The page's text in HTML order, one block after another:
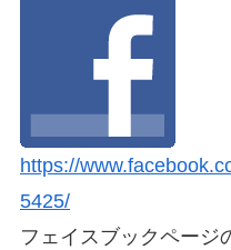
https://
5425/
フェイスブックページ